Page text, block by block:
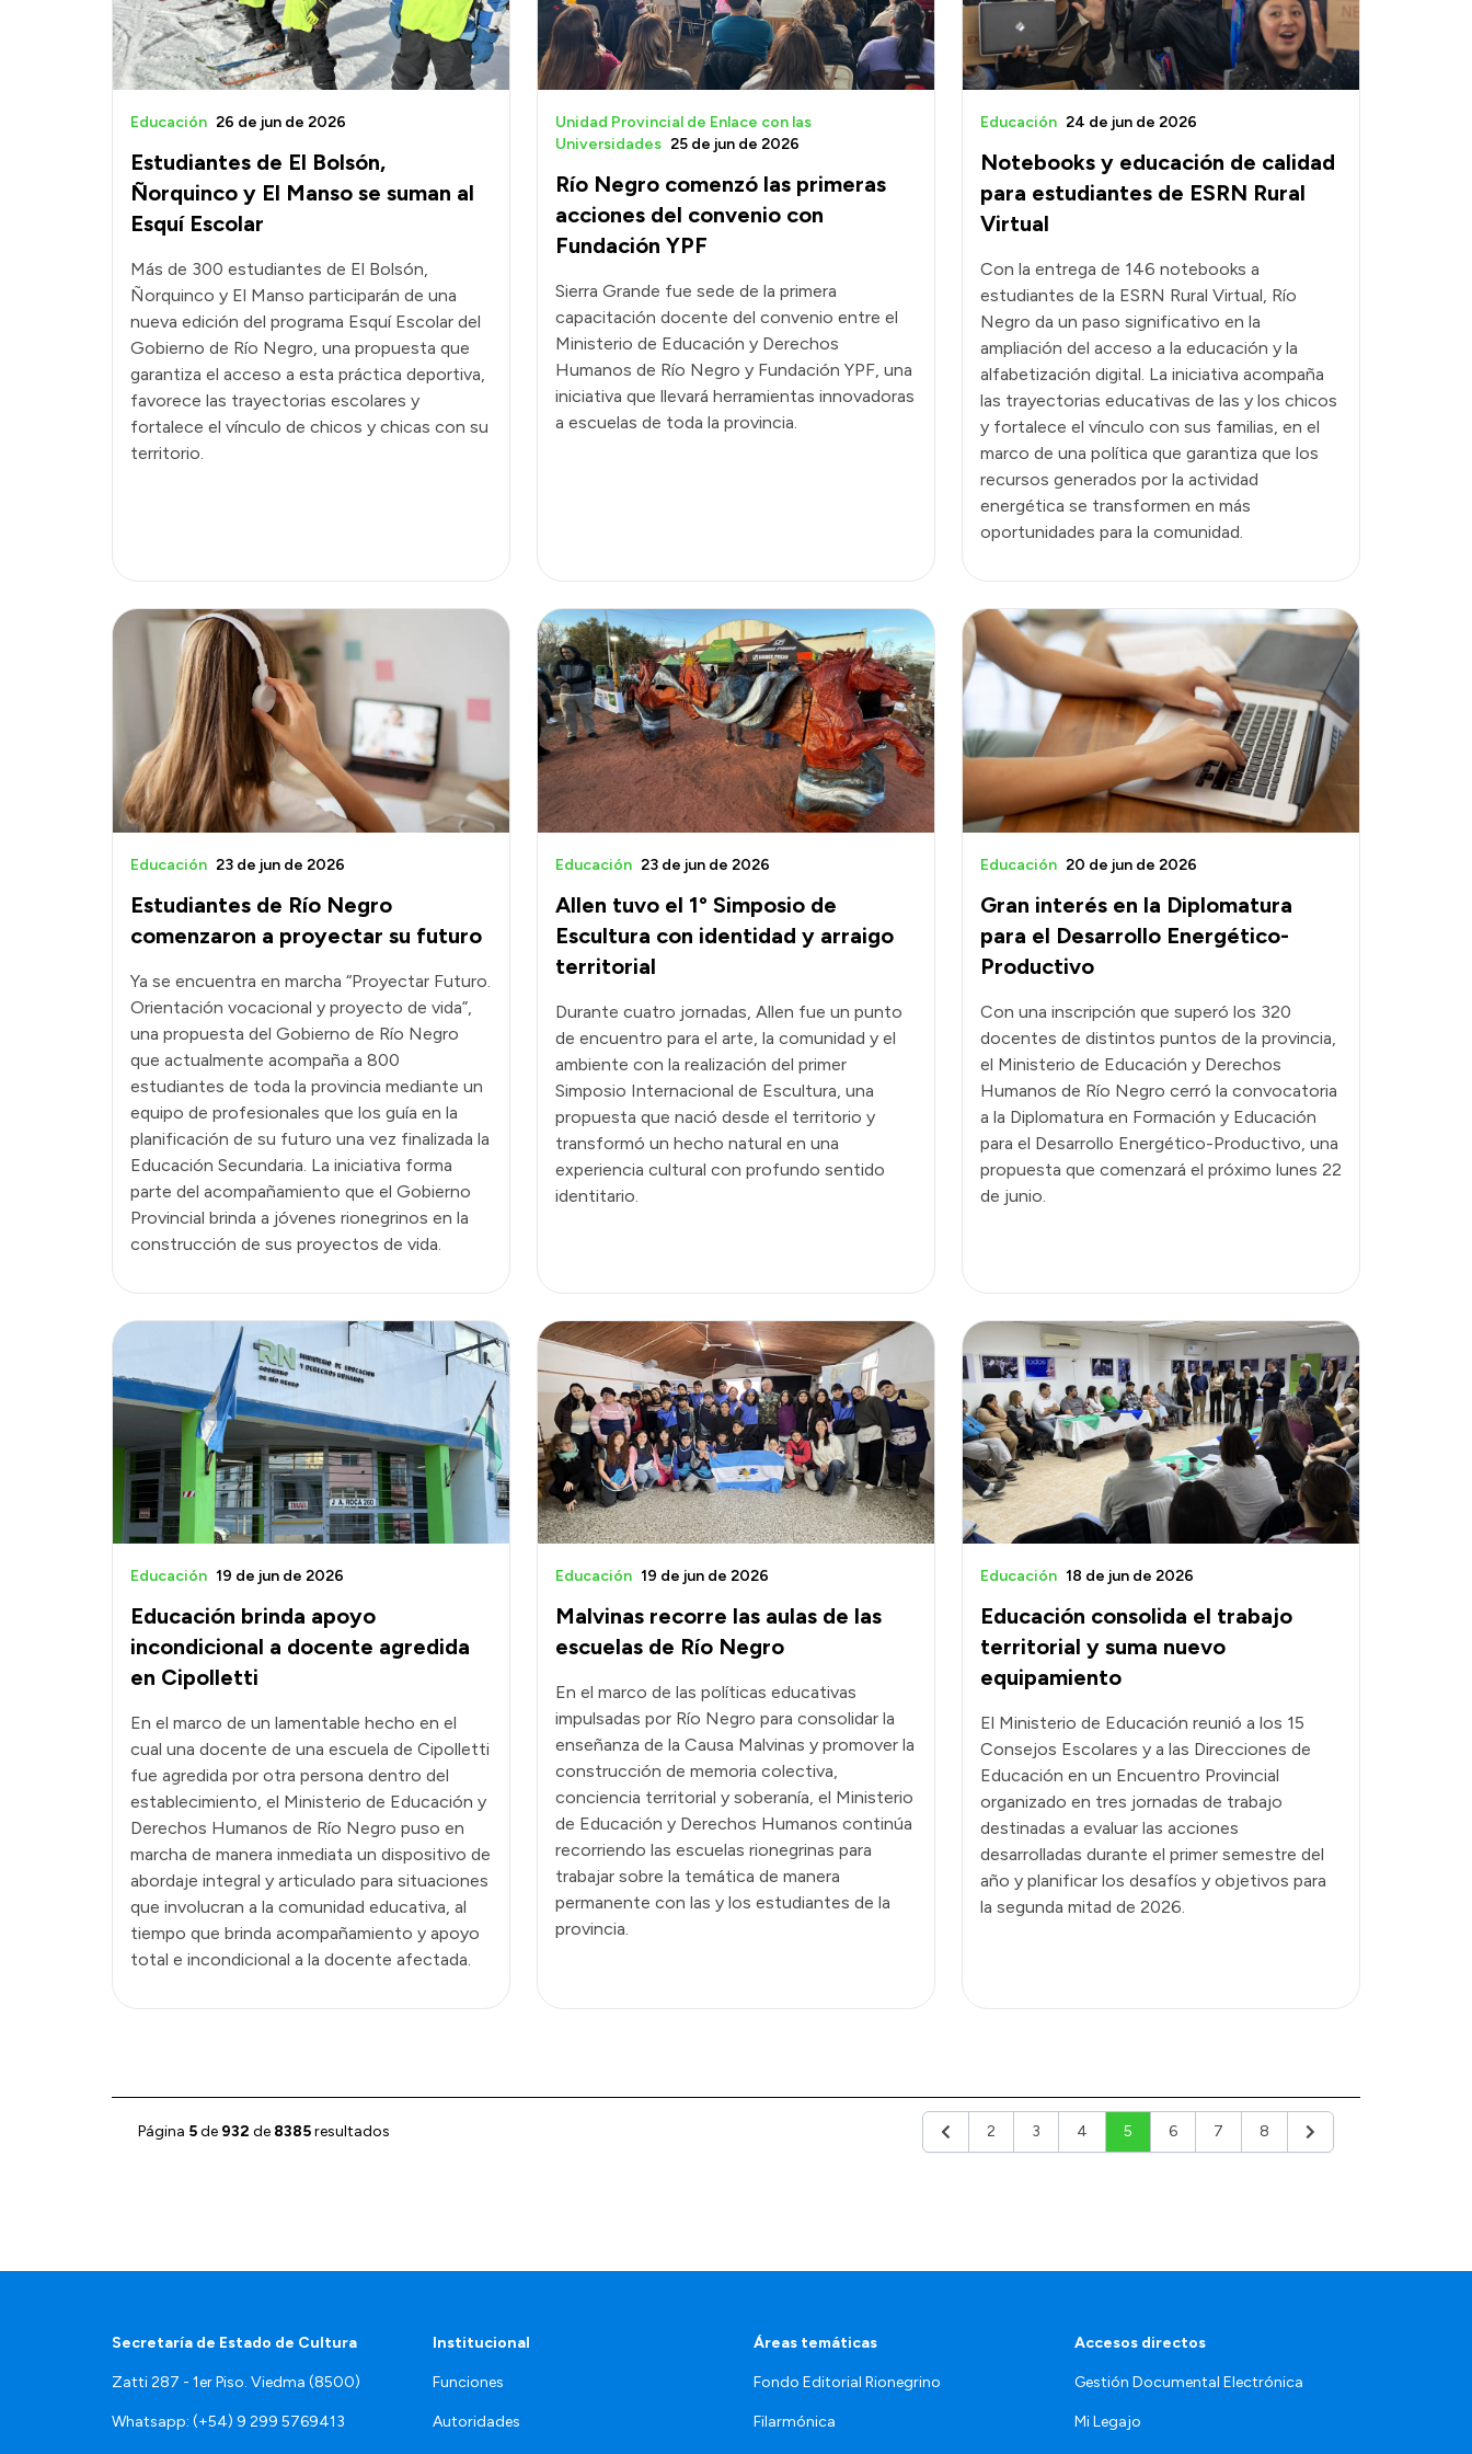
Estudiantes de El Bolsón,
Ñorquinco y El Manso se suman al
Esquí Escolar
Educación 26 de jun de 2026
Más de 300 estudiantes de El Bolsón,
Ñorquinco y El Manso participarán de una
nueva edición del programa Esquí Escolar del
Gobierno de Río Negro, una propuesta que
garantiza el acceso a esta práctica deportiva,
favorece las trayectorias escolares y
fortalece el vínculo de chicos y chicas con su
territorio.
Río Negro comenzó las primeras
acciones del convenio con
Fundación YPF
Unidad Provincial de Enlace con las
Universidades 25 de jun de 2026
Sierra Grande fue sede de la primera
capacitación docente del convenio entre el
Ministerio de Educación y Derechos
Humanos de Río Negro y Fundación YPF, una
iniciativa que llevará herramientas innovadoras
a escuelas de toda la provincia.
Notebooks y educación de calidad
para estudiantes de ESRN Rural
Virtual
Educación 24 de jun de 2026
Con la entrega de 146 notebooks a
estudiantes de la ESRN Rural Virtual, Río
Negro da un paso significativo en la
ampliación del acceso a la educación y la
alfabetización digital. La iniciativa acompaña
las trayectorias educativas de las y los chicos
y fortalece el vínculo con sus familias, en el
marco de una política que garantiza que los
recursos generados por la actividad
energética se transformen en más
oportunidades para la comunidad.
Estudiantes de Río Negro
comenzaron a proyectar su futuro
Educación 23 de jun de 2026
Ya se encuentra en marcha “Proyectar Futuro.
Orientación vocacional y proyecto de vida”,
una propuesta del Gobierno de Río Negro
que actualmente acompaña a 800
estudiantes de toda la provincia mediante un
equipo de profesionales que los guía en la
planificación de su futuro una vez finalizada la
Educación Secundaria. La iniciativa forma
parte del acompañamiento que el Gobierno
Provincial brinda a jóvenes rionegrinos en la
construcción de sus proyectos de vida.
Allen tuvo el 1° Simposio de
Escultura con identidad y arraigo
territorial
Educación 23 de jun de 2026
Durante cuatro jornadas, Allen fue un punto
de encuentro para el arte, la comunidad y el
ambiente con la realización del primer
Simposio Internacional de Escultura, una
propuesta que nació desde el territorio y
transformó un hecho natural en una
experiencia cultural con profundo sentido
identitario.
Gran interés en la Diplomatura
para el Desarrollo Energético-
Productivo
Educación 20 de jun de 2026
Con una inscripción que superó los 320
docentes de distintos puntos de la provincia,
el Ministerio de Educación y Derechos
Humanos de Río Negro cerró la convocatoria
a la Diplomatura en Formación y Educación
para el Desarrollo Energético-Productivo, una
propuesta que comenzará el próximo lunes 22
de junio.
Educación brinda apoyo
incondicional a docente agredida
en Cipolletti
Educación 19 de jun de 2026
En el marco de un lamentable hecho en el
cual una docente de una escuela de Cipolletti
fue agredida por otra persona dentro del
establecimiento, el Ministerio de Educación y
Derechos Humanos de Río Negro puso en
marcha de manera inmediata un dispositivo de
abordaje integral y articulado para situaciones
que involucran a la comunidad educativa, al
tiempo que brinda acompañamiento y apoyo
total e incondicional a la docente afectada.
Malvinas recorre las aulas de las
escuelas de Río Negro
Educación 19 de jun de 2026
En el marco de las políticas educativas
impulsadas por Río Negro para consolidar la
enseñanza de la Causa Malvinas y promover la
construcción de memoria colectiva,
conciencia territorial y soberanía, el Ministerio
de Educación y Derechos Humanos continúa
recorriendo las escuelas rionegrinas para
trabajar sobre la temática de manera
permanente con las y los estudiantes de la
provincia.
Educación consolida el trabajo
territorial y suma nuevo
equipamiento
Educación 18 de jun de 2026
El Ministerio de Educación reunió a los 15
Consejos Escolares y a las Direcciones de
Educación en un Encuentro Provincial
organizado en tres jornadas de trabajo
destinadas a evaluar las acciones
desarrolladas durante el primer semestre del
año y planificar los desafíos y objetivos para
la segunda mitad de 2026.
Página 5de 932 de 8385resultados Anterior
2 3 4 5 6 7 8 Siguiente
Secretaría de Estado de Cultura
Zatti 287 - 1er Piso. Viedma (8500)
Whatsapp: (+54) 9 299 5769413
Institucional
Funciones
Autoridades
Áreas temáticas
Fondo Editorial Rionegrino
Filarmónica
Accesos directos
Gestión Documental Electrónica
Mi Legajo